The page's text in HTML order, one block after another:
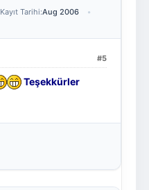
Kayıt Tarihi:Aug 2006
#5
Teşekkürler